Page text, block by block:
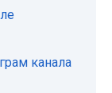
канала